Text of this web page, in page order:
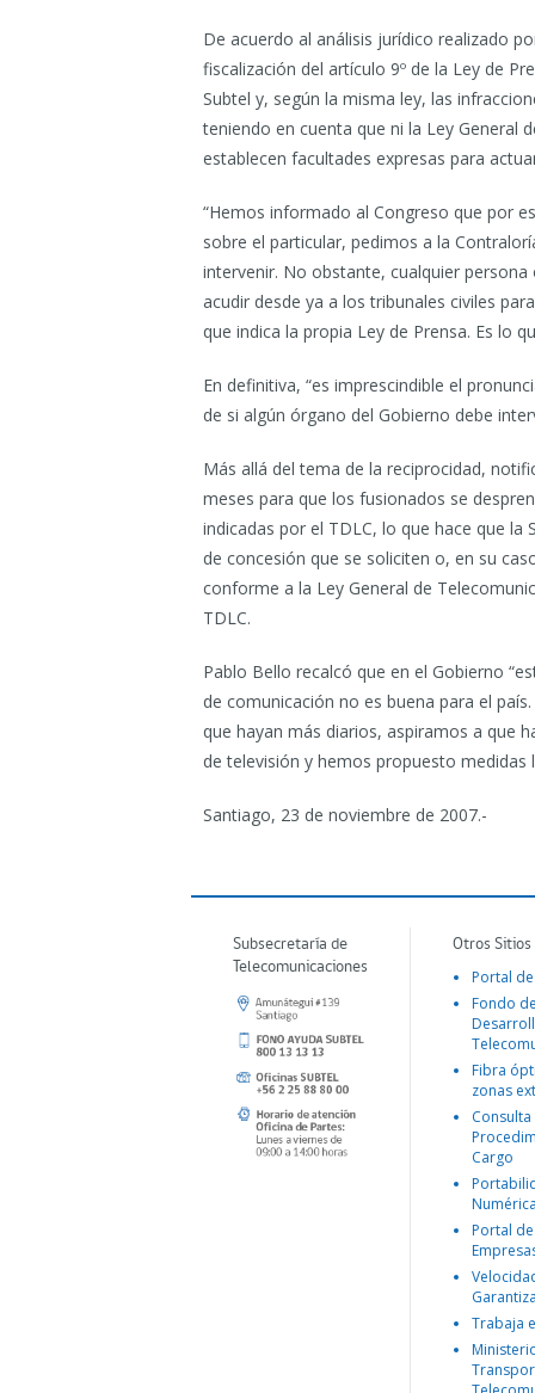
De acuerdo al análisis jurídico realizado
fiscalización del artículo 9º de la Ley de
Subtel y, según la misma ley, las
teniendo en cuenta que ni la Ley General
establecen facultades expresas para
“Hemos informado al Congreso que por
sobre el particular, pedimos a la
intervenir. No obstante, cualquier
acudir desde ya a los tribunales civiles
que indica la propia Ley de Prensa. Es lo
En definitiva, “es imprescindible el
de si algún órgano del Gobierno debe
Más allá del tema de la reciprocidad,
meses para que los fusionados se
indicadas por el TDLC, lo que hace que
de concesión que se soliciten o, en su
conforme a la Ley General de
TDLC.
Pablo Bello recalcó que en el Gobierno
de comunicación no es buena para el
que hayan más diarios, aspiramos a que
de televisión y hemos propuesto medidas
Santiago, 23 de noviembre de 2007.-
Subsecretaría de
Telecomunicaciones
Otros
Portal
Fondo
Fibra
zonas
Consulta
Cargo
Portal
Trabaja